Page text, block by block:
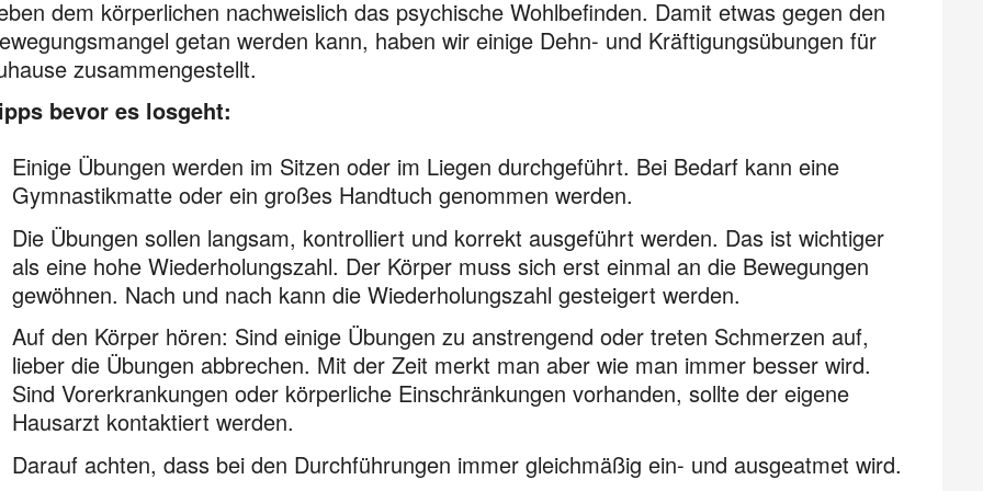
dem körperlichen nachweislich das psychische Wohlbefinden. Damit etwas gegen den
getan werden kann, haben wir einige Dehn- und Kräftigungsübungen für
zusammengestellt.
bevor es losgeht:
Einige Übungen werden im Sitzen oder im Liegen durchgeführt. Bei Bedarf kann eine
Gymnastik­matte oder ein großes Handtuch genommen werden.
Die Übungen sollen langsam, kontrolliert und korrekt ausgeführt werden. Das ist wichtiger
als eine hohe Wiederholungszahl. Der Körper muss sich erst einmal an die Bewegungen
gewöhnen. Nach und nach kann die Wiederholungszahl gesteigert werden.
Auf den Körper hören: Sind einige Übungen zu anstrengend oder treten Schmerzen auf,
lieber die Übungen abbrechen. Mit der Zeit merkt man aber wie man immer besser wird.
Sind Vorerkran­kun­gen oder körperliche Einschränkungen vorhanden, sollte der eigene
Hausarzt kontaktiert werden.
Darauf achten, dass bei den Durchführungen immer gleichmäßig ein- und ausgeatmet wird.